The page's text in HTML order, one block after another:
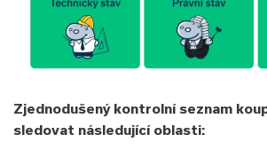
Zjednodušený kontrolní seznam
sledovat následující oblasti: